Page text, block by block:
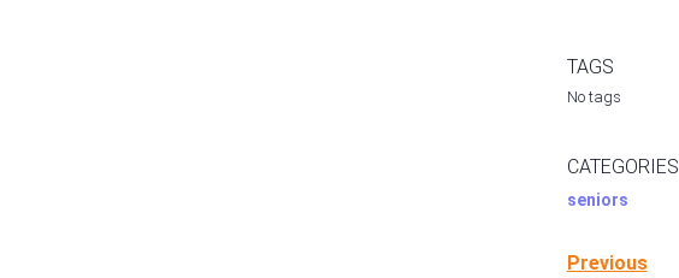
TAGS
No tags
CATEGORIES
seniors
Previous